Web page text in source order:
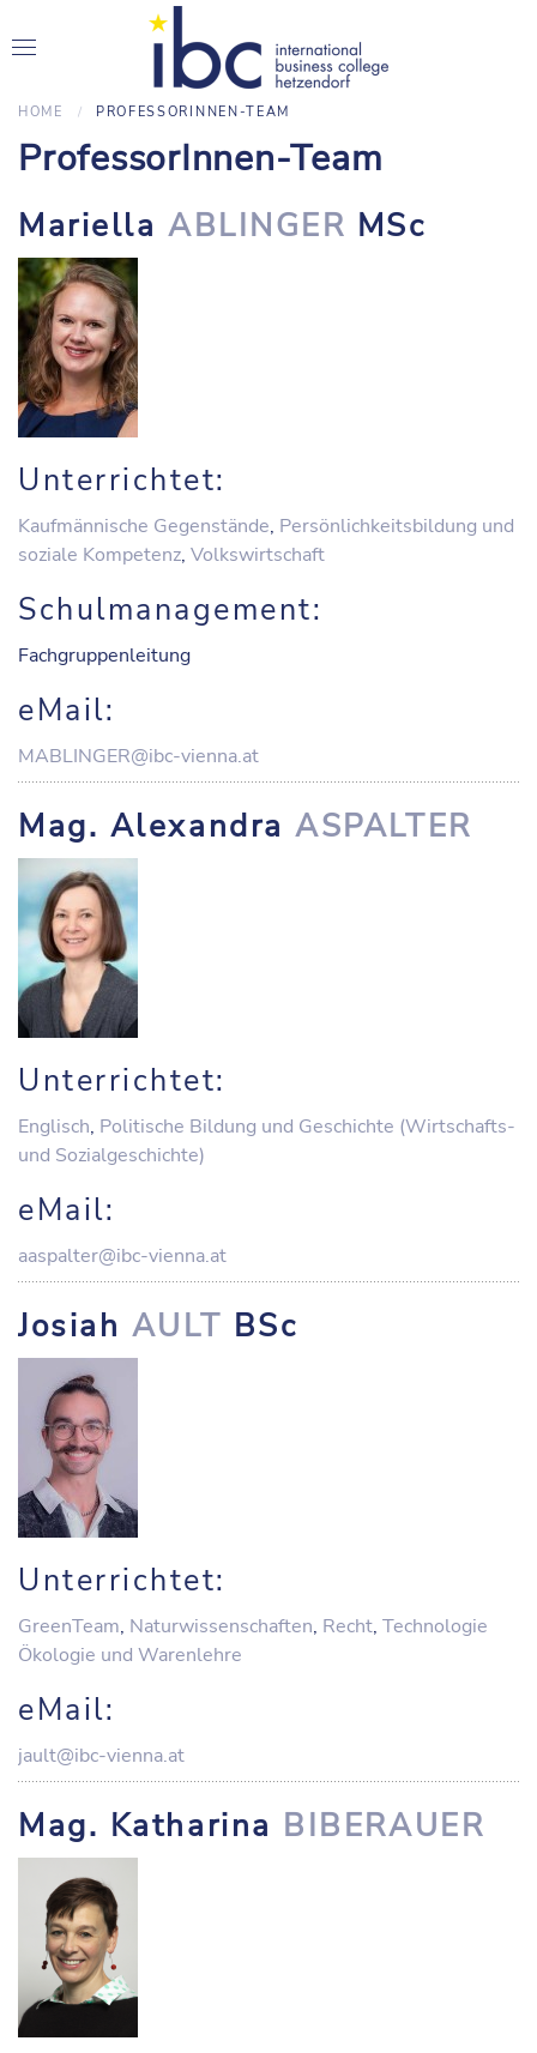
HOME PROFESSORINNEN-TEAM
ProfessorInnen-Team
Mariella ABLINGER MSc
Unterrichtet:
Kaufmännische Gegenstände, Persönlichkeitsbildung und
soziale Kompetenz, Volkswirtschaft
Schulmanagement:
Fachgruppenleitung
eMail:
MABLINGER@ibc-vienna.at
Mag. AlexandraASPALTER
Unterrichtet:
Englisch, Politische Bildung und Geschichte (Wirtschafts-
und Sozialgeschichte)
eMail:
aaspalter@ibc-vienna.at
Josiah AULT BSc
Unterrichtet:
GreenTeam, Naturwissenschaften, Recht, Technologie
Ökologie und Warenlehre
eMail:
jault@ibc-vienna.at
Mag. Katharina BIBERAUER